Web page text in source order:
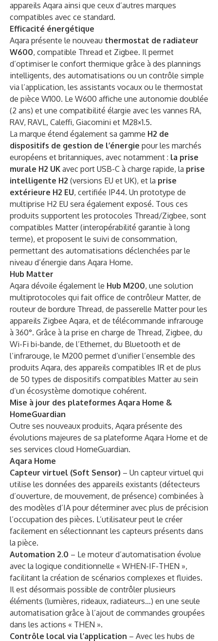
appareils Aqara ainsi que ceux d’autres marques
compatibles avec ce standard.
Efficacité énergétique
Aqara présente le nouveau thermostat de radiateur
W600, compatible Thread et Zigbee. Il permet
d’optimiser le confort thermique grâce à des plannings
intelligents, des automatisations ou un contrôle simple
via l’application, les assistants vocaux ou le thermostat
de pièce W100. Le W600 affiche une autonomie doublée
(2 ans) et une compatibilité élargie avec les vannes RA,
RAV, RAVL, Caleffi, Giacomini et M28×1.5.
La marque étend également sa gamme H2 de
dispositifs de gestion de l’énergie pour les marchés
européens et britanniques, avec notamment : la prise
murale H2 UK avec port USB-C à charge rapide, la prise
intelligente H2 (versions EU et UK), et la prise
extérieure H2 EU, certifiée IP44. Un prototype de
multiprise H2 EU sera également exposé. Tous ces
produits supportent les protocoles Thread/Zigbee, sont
compatibles Matter (interopérabilité garantie à long
terme), et proposent le suivi de consommation,
permettant des automatisations déclenchées par le
niveau d’énergie dans Aqara Home.
Hub Matter
Aqara dévoile également le Hub M200, une solution
multiprotocoles qui fait office de contrôleur Matter, de
routeur de bordure Thread, de passerelle Matter pour les
appareils Zigbee Aqara, et de télécommande infrarouge
à 360°. Grâce à la prise en charge de Thread, Zigbee, du
Wi-Fi bi-bande, de l’Ethernet, du Bluetooth et de
l’infrarouge, le M200 permet d’unifier l’ensemble des
produits Aqara, des appareils compatibles IR et de plus
de 50 types de dispositifs compatibles Matter au sein
d’un écosystème domotique cohérent.
Mise à jour des plateformes Aqara Home &
HomeGuardian
Outre ses nouveaux produits, Aqara présente des
évolutions majeures de sa plateforme Aqara Home et de
ses services cloud HomeGuardian.
Aqara Home
Capteur virtuel (Soft Sensor) – Un capteur virtuel qui
utilise les données des appareils existants (détecteurs
d’ouverture, de mouvement, de présence) combinées à
des modèles d’IA pour déterminer avec plus de précision
l’occupation des pièces. L’utilisateur peut le créer
facilement en sélectionnant les capteurs présents dans
la pièce.
Automation 2.0 – Le moteur d’automatisation évolue
avec la logique conditionnelle « WHEN-IF-THEN »,
facilitant la création de scénarios complexes et fluides.
Il est désormais possible de contrôler plusieurs
éléments (lumières, rideaux, radiateurs…) en une seule
automatisation grâce à l’ajout de commandes groupées
dans les actions « THEN ».
Contrôle local via l’application – Avec les hubs de